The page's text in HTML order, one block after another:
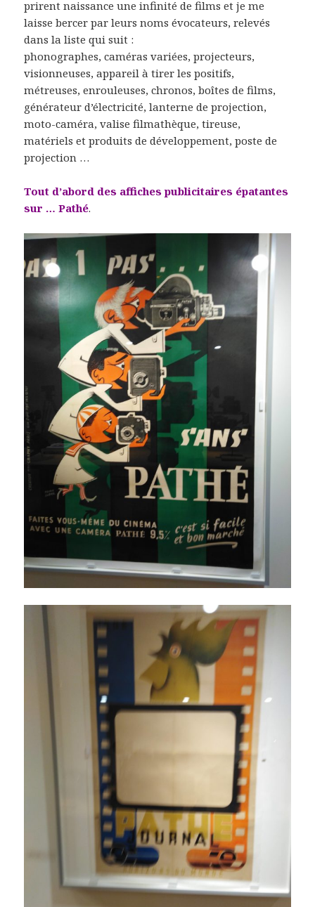
prirent naissance une infinité de films et je me
laisse bercer par leurs noms évocateurs, relevés
dans la liste qui suit :
phonographes, caméras variées, projecteurs,
visionneuses, appareil à tirer les positifs,
métreuses, enrouleuses, chronos, boîtes de films,
générateur d’électricité, lanterne de projection,
moto-caméra, valise filmathèque, tireuse,
matériels et produits de développement, poste de
projection …
Tout d’abord des affiches publicitaires épatantes
sur … Pathé.